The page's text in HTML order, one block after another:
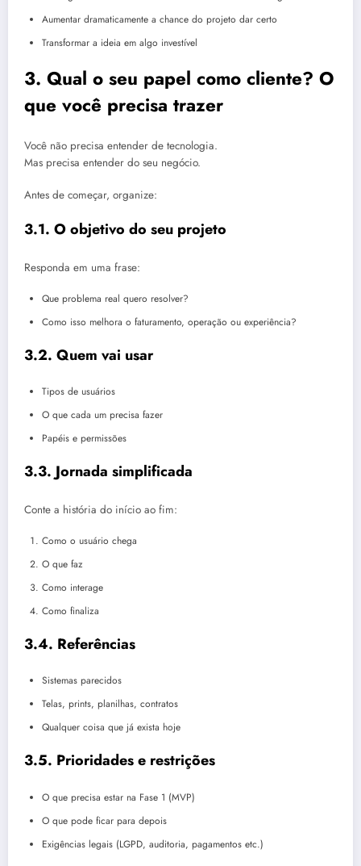
Aumentar dramaticamente a chance do projeto dar certo
Transformar a ideia em algo investível
3. Qual o seu papel como cliente? O
que você precisa trazer
Você não precisa entender de tecnologia.
Mas precisa entender do seu negócio.
Antes de começar, organize:
3.1. O objetivo do seu projeto
Responda em uma frase:
Que problema real quero resolver?
Como isso melhora o faturamento, operação ou experiência?
3.2. Quem vai usar
Tipos de usuários
O que cada um precisa fazer
Papéis e permissões
3.3. Jornada simplificada
Conte a história do início ao fim:
Como o usuário chega
O que faz
Como interage
Como finaliza
3.4. Referências
Sistemas parecidos
Telas, prints, planilhas, contratos
Qualquer coisa que já exista hoje
3.5. Prioridades e restrições
O que precisa estar na Fase 1 (MVP)
O que pode ficar para depois
Exigências legais (LGPD, auditoria, pagamentos etc.)